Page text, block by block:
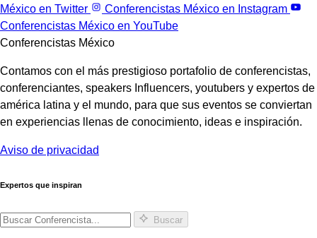
México en Twitter
Conferencistas México en Instagram
Conferencistas México en YouTube
Conferencistas México
Contamos con el más prestigioso portafolio de conferencistas,
conferenciantes, speakers Influencers, youtubers y expertos de
américa latina y el mundo, para que sus eventos se conviertan
en experiencias llenas de conocimiento, ideas e inspiración.
Aviso de privacidad
Expertos que inspiran
Buscar